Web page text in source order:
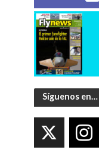
Síguenos en…